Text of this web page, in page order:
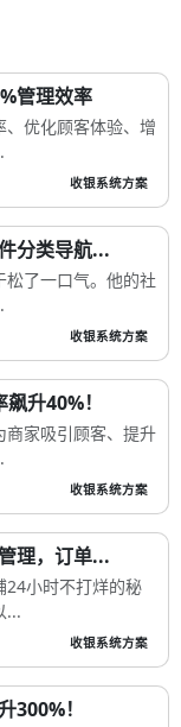
管理效率
优化顾客体验、增
收银系统方案
分类导航...
了一口气。他的社
收银系统方案
升40%！
商家吸引顾客、提升
收银系统方案
理，订单...
24小时不打烊的秘
...
收银系统方案
300%！